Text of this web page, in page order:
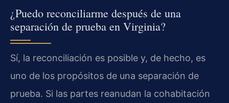
¿Puedo reconciliarme después de una
separación de prueba en Virginia?
Sí, la reconciliación es posible y, de hecho, es
uno de los propósitos de una separación de
prueba. Si las partes reanudan la cohabitación